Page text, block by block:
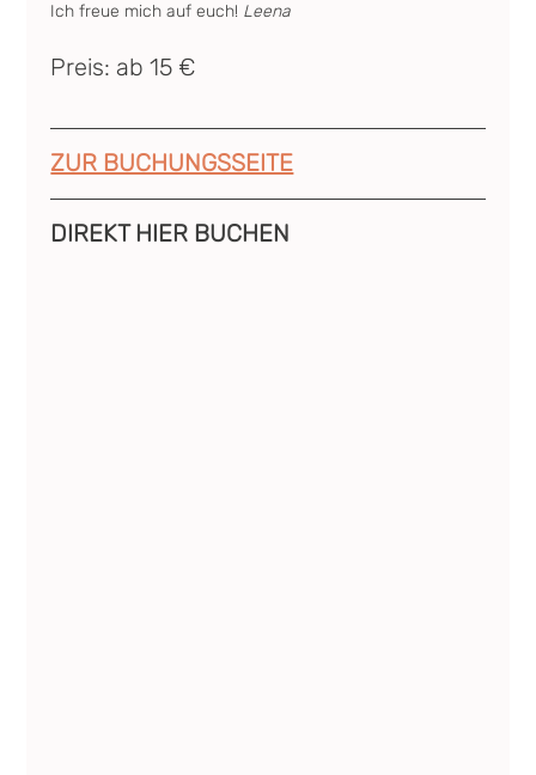
Ich freue mich auf euch! Leena
Preis: ab 15 €
ZUR BUCHUNGSSEITE
DIREKT HIER BUCHEN